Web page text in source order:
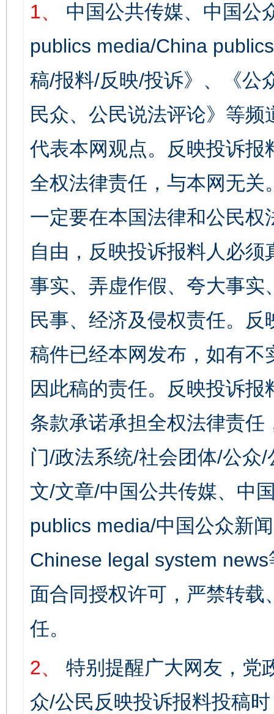
1、
中国公共传媒、中国公
publics media/China
稿/报料/反映/投诉》、《公
民众、公民说法评论》等
代表本网观点。反映投诉
全权法律责任，与本网无
一定要在本国法律和公民
自由，反映投诉报料人必
事实、弄虚作假、夸大事
民事、经济及侵权责任。
稿件已经本网发布，如有
因此稿的责任。反映投诉
条款承诺承担全权法律责
门/政法系统/社会团体/公众
文/文章/中国公共传媒、中
publics media/中国公众新
Chinese legal system
面合同授权许可，严禁转
任。
2、
特别提醒广大网友，党
众/公民反映投诉报料投稿